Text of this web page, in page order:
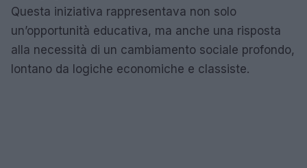
Questa iniziativa rappresentava non solo
un’opportunità educativa, ma anche una risposta
alla necessità di un cambiamento sociale profondo,
lontano da logiche economiche e classiste.